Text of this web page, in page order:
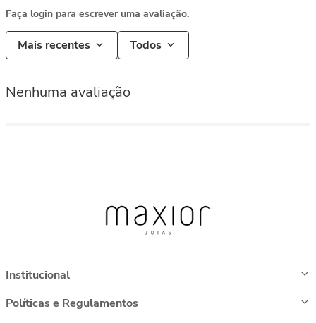
Faça login para escrever uma avaliação.
Mais recentes Todos
Nenhuma avaliação
Institucional
Políticas e Regulamentos